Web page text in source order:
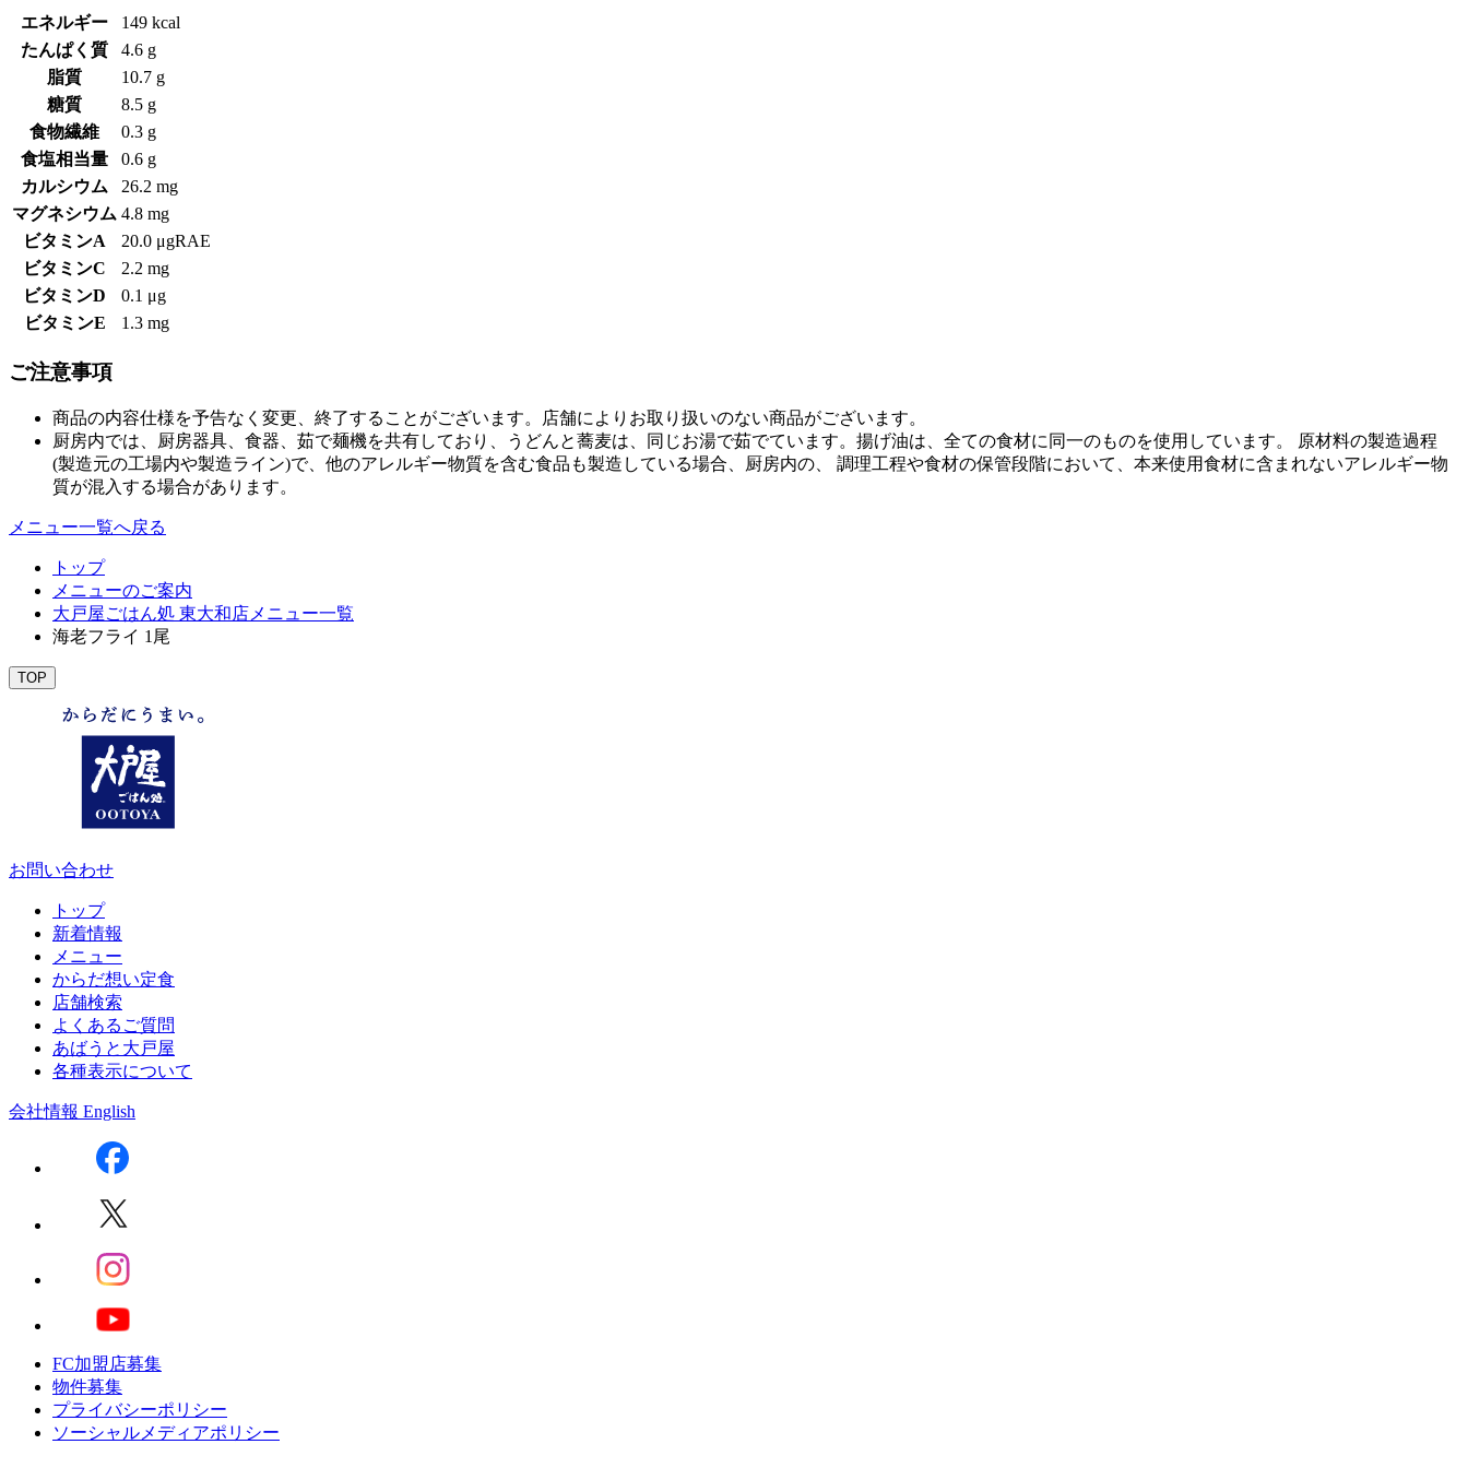
エネルギー
149 kcal
たんぱく質
4.6 g
脂質
10.7 g
糖質
8.5 g
食物繊維
0.3 g
食塩相当量
0.6 g
カルシウム
26.2 mg
マグネシウム 4.8 mg
ビタミンA
20.0 μgRAE
ビタミンC
2.2 mg
ビタミンD
0.1 μg
ビタミンE
1.3 mg
ご注意事項
商品の内容仕様を予告なく変更、終了することがございます。店舗によりお取り扱いのない商品がございます。
厨房内では、厨房器具、食器、茹で麺機を共有しており、うどんと蕎麦は、同じお湯で茹でています。揚げ油は、全ての食材に同一のものを使用しています。 原材料の製造過程
(製造元の工場内や製造ライン)で、他のアレルギー物質を含む食品も製造している場合、厨房内の、 調理工程や食材の保管段階において、本来使用食材に含まれないアレルギー物
質が混入する場合があります。
メニュー一覧へ戻る
トップ
メニューのご案内
大戸屋ごはん処 東大和店メニュー一覧
海老フライ 1尾
TOP
お問い合わせ
トップ
新着情報
メニュー
からだ想い定食
店舗検索
よくあるご質問
あばうと大戸屋
各種表示について
会社情報 English
FC加盟店募集
物件募集
プライバシーポリシー
ソーシャルメディアポリシー